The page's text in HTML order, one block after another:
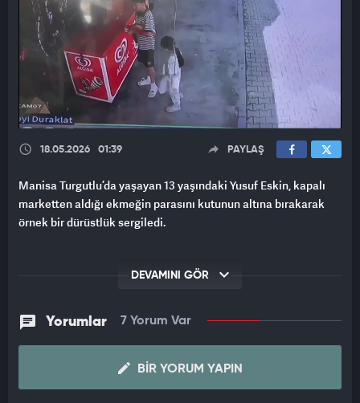
18.05.2026 01:39 PAYLAŞ
Manisa Turgutlu’da yaşayan 13 yaşındaki Yusuf Eskin, kapalı
marketten aldığı ekmeğin parasını kutunun altına bırakarak
örnek bir dürüstlük sergiledi.
DEVAMINI GÖR
Yorumlar 7 Yorum Var
BIR YORUM YAPIN